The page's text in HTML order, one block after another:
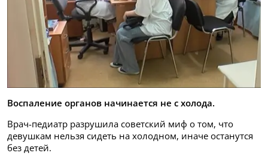
Воспаление органов начинается не с холода.
Врач-педиатр разрушила советский миф о том, что
девушкам нельзя сидеть на холодном, иначе останутся
без детей.